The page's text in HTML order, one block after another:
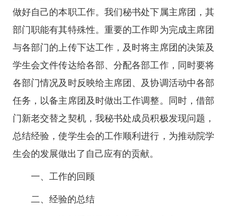
做好自己的本职工作。我们秘书处下属主席团，其
部门职能有其特殊性。重要的工作即为完成主席团
与各部门的上传下达工作，及时将主席团的决策及
学生会文件传达给各部、分配各部工作，同时要将
各部门情况及时反映给主席团、及协调活动中各部
任务，以备主席团及时做出工作调整。同时，借部
门新老交替之契机，我秘书处成员积极发现问题，
总结经验，使学生会的工作顺利进行，为推动院学
生会的发展做出了自己应有的贡献。
一、工作的回顾
二、经验的总结